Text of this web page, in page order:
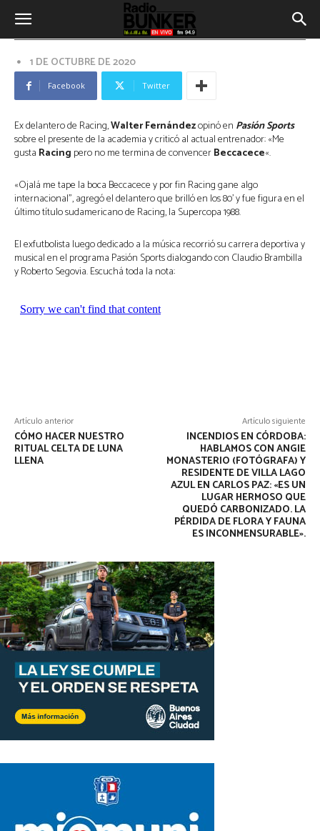
Walter Fernández: «Ojalá me tape
la boca Beccacece y por fin Racing
gane algo internacional”
1 DE OCTUBRE DE 2020
Facebook Twitter
Ex delantero de Racing,Walter Fernándezopinó en Pasión Sports
sobre el presente de la academia y criticó al actual entrenador: «Me
gusta Racing pero no me termina de convencerBeccacece«.
«Ojalá me tape la boca Beccacece y por fin Racing gane algo
internacional”, agregó el delantero que brilló en los 80’ y fue figura en el
último título sudamericano de Racing, la Supercopa 1988.
El exfutbolista luego dedicado a la música recorrió su carrera deportiva y
musical en el programa Pasión Sports dialogando con Claudio Brambilla
y Roberto Segovia. Escuchá toda la nota:
Artículo anterior
CÓMO HACER NUESTRO
RITUAL CELTA DE LUNA
LLENA
Artículo siguiente
INCENDIOS EN CÓRDOBA:
HABLAMOS CON ANGIE
MONASTERIO (FOTÓGRAFA) Y
RESIDENTE DE VILLA LAGO
AZUL EN CARLOS PAZ: «ES UN
LUGAR HERMOSO QUE
QUEDÓ CARBONIZADO. LA
PÉRDIDA DE FLORA Y FAUNA
ES INCONMENSURABLE».